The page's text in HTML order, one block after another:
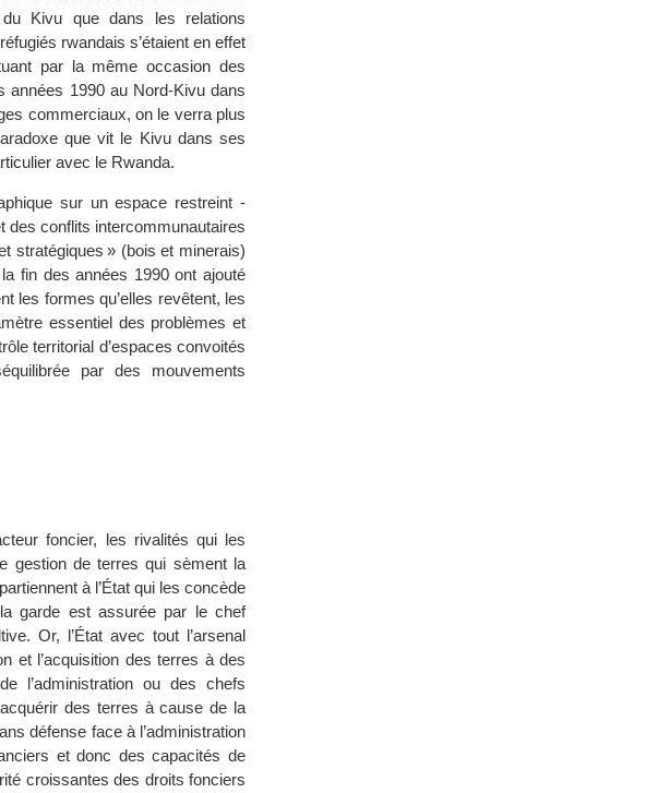
du Kivu que dans les relations
rwandais s’étaient en effet
par la même occasion des
années 1990 au Nord-Kivu dans
commerciaux, on le verra plus
que vit le Kivu dans ses
avec le Rwanda.
sur un espace restreint -
des conflits intercommunautaires
stratégiques » (bois et minerais)
fin des années 1990 ont ajouté
les formes qu’elles revêtent, les
essentiel des problèmes et
territorial d’espaces convoités
par des mouvements
foncier, les rivalités qui les
gestion de terres qui sèment la
à l’État qui les concède
garde est assurée par le chef
Or, l’État avec tout l’arsenal
et l’acquisition des terres à des
l’administration ou des chefs
des terres à cause de la
défense face à l’administration
et donc des capacités de
croissantes des droits fonciers